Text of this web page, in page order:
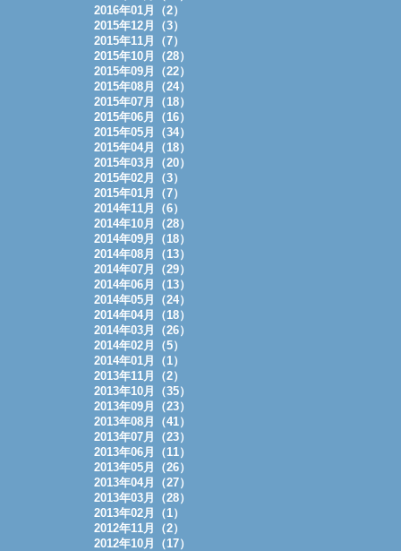
2016年01月（2）
2015年12月（3）
2015年11月（7）
2015年10月（28）
2015年09月（22）
2015年08月（24）
2015年07月（18）
2015年06月（16）
2015年05月（34）
2015年04月（18）
2015年03月（20）
2015年02月（3）
2015年01月（7）
2014年11月（6）
2014年10月（28）
2014年09月（18）
2014年08月（13）
2014年07月（29）
2014年06月（13）
2014年05月（24）
2014年04月（18）
2014年03月（26）
2014年02月（5）
2014年01月（1）
2013年11月（2）
2013年10月（35）
2013年09月（23）
2013年08月（41）
2013年07月（23）
2013年06月（11）
2013年05月（26）
2013年04月（27）
2013年03月（28）
2013年02月（1）
2012年11月（2）
2012年10月（17）